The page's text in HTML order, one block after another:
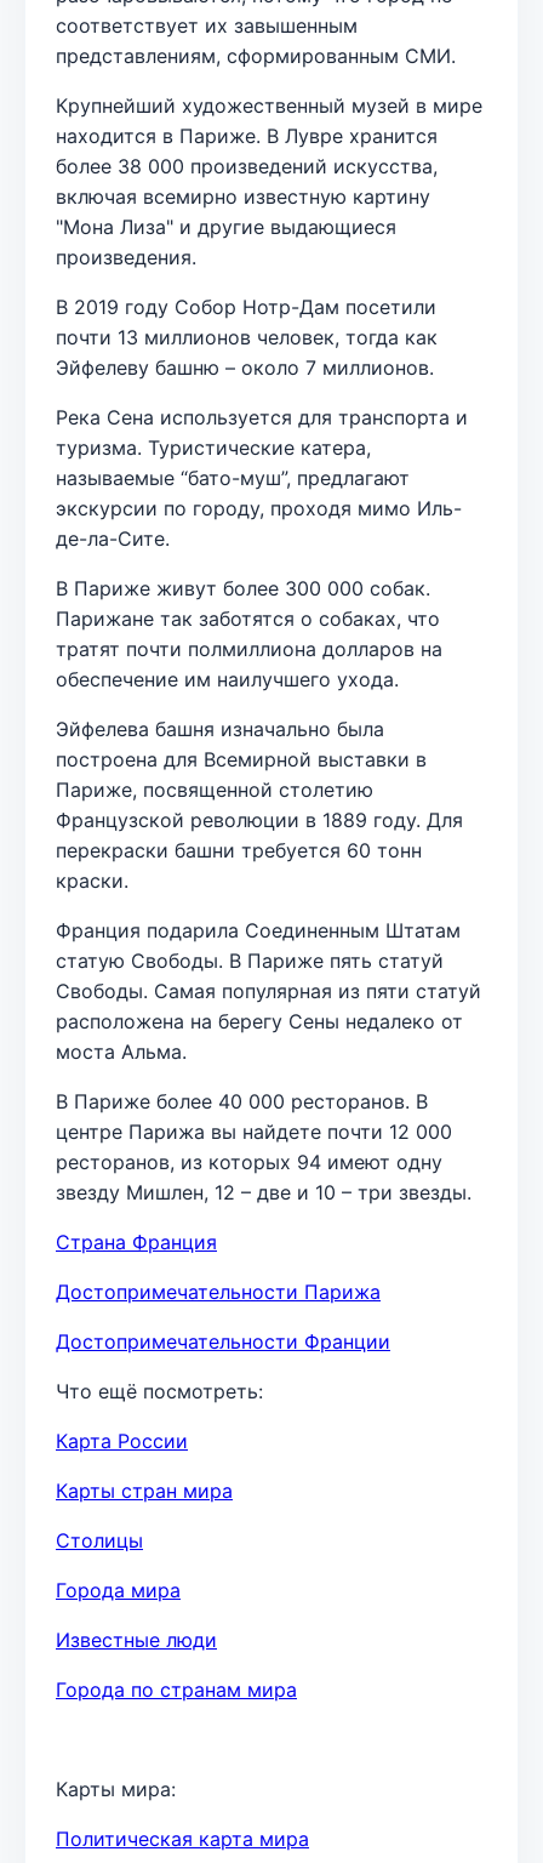
соответствует их завышенным
представлениям, сформированным СМИ.
Крупнейший художественный музей в мире
находится в Париже. В Лувре хранится
более 38 000 произведений искусства,
включая всемирно известную картину
"Мона Лиза" и другие выдающиеся
произведения.
В 2019 году Собор Нотр-Дам посетили
почти 13 миллионов человек, тогда как
Эйфелеву башню – около 7 миллионов.
Река Сена используется для транспорта и
туризма. Туристические катера,
называемые “бато-муш”, предлагают
экскурсии по городу, проходя мимо Иль-
де-ла-Сите.
В Париже живут более 300 000 собак.
Парижане так заботятся о собаках, что
тратят почти полмиллиона долларов на
обеспечение им наилучшего ухода.
Эйфелева башня изначально была
построена для Всемирной выставки в
Париже, посвященной столетию
Французской революции в 1889 году. Для
перекраски башни требуется 60 тонн
краски.
Франция подарила Соединенным Штатам
статую Свободы. В Париже пять статуй
Свободы. Самая популярная из пяти статуй
расположена на берегу Сены недалеко от
моста Альма.
В Париже более 40 000 ресторанов. В
центре Парижа вы найдете почти 12 000
ресторанов, из которых 94 имеют одну
звезду Мишлен, 12 – две и 10 – три звезды.
Страна Франция
Достопримечательности Парижа
Достопримечательности Франции
Что ещё посмотреть:
Карта России
Карты стран мира
Столицы
Города мира
Известные люди
Города по странам мира
Карты мира:
Политическая карта мира